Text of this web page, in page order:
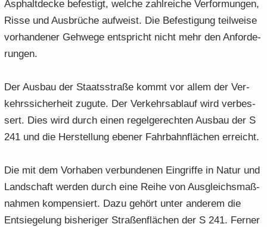
Asphalt­de­cke be­fes­tigt, wel­che zahl­rei­che Ver­for­mun­gen,
Risse und Aus­brü­che auf­weist. Die Be­fes­ti­gung teil­wei­se
vor­han­de­ner Geh­we­ge ent­spricht nicht mehr den An­for­de­
run­gen.
Der Aus­bau der Staats­stra­ße kommt vor allem der Ver­
kehrs­si­cher­heit zu­gu­te. Der Ver­kehrs­ab­lauf wird ver­bes­
sert. Dies wird durch einen re­gel­ge­rech­ten Aus­bau der S
241 und die Her­stel­lung ebe­ner Fahr­bahn­flä­chen er­reicht.
Die mit dem Vor­ha­ben ver­bun­de­nen Ein­grif­fe in Natur und
Land­schaft wer­den durch eine Reihe von Aus­gleichs­maß­
nah­men kom­pen­siert. Dazu ge­hört unter an­de­rem die
Ent­sie­ge­lung bis­he­ri­ger Stra­ßen­flä­chen der S 241. Fer­ner